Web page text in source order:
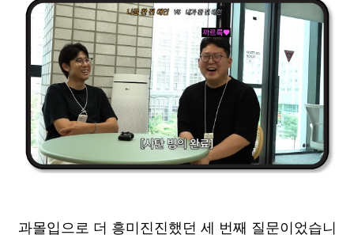
과몰입으로 더 흥미진진했던 세 번째 질문이었습니